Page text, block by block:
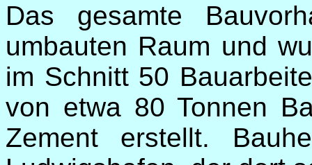
Das gesamte
umbauten Raum und
im Schnitt 50
von etwa 80 Tonnen
Zement erstellt.